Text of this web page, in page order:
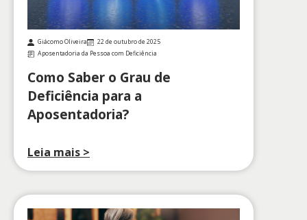
Giácomo Oliveira
22 de outubro de 2025
Aposentadoria da Pessoa com Deficiência
Como Saber o Grau de
Deficiência para a
Aposentadoria?
Leia mais >